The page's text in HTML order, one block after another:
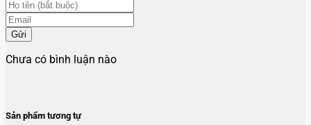
Gửi
Chưa có bình luận nào
Sản phẩm tương tự